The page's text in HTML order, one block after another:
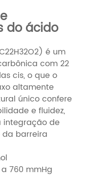
do ácido
é um
com 22
cis, o que o
altamente
único confere
e fluidez,
integração de
barreira
760 mmHg